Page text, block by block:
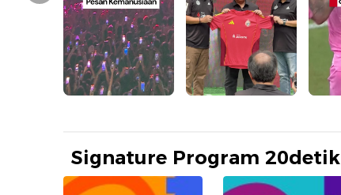
Prev
Signature Program 20detik